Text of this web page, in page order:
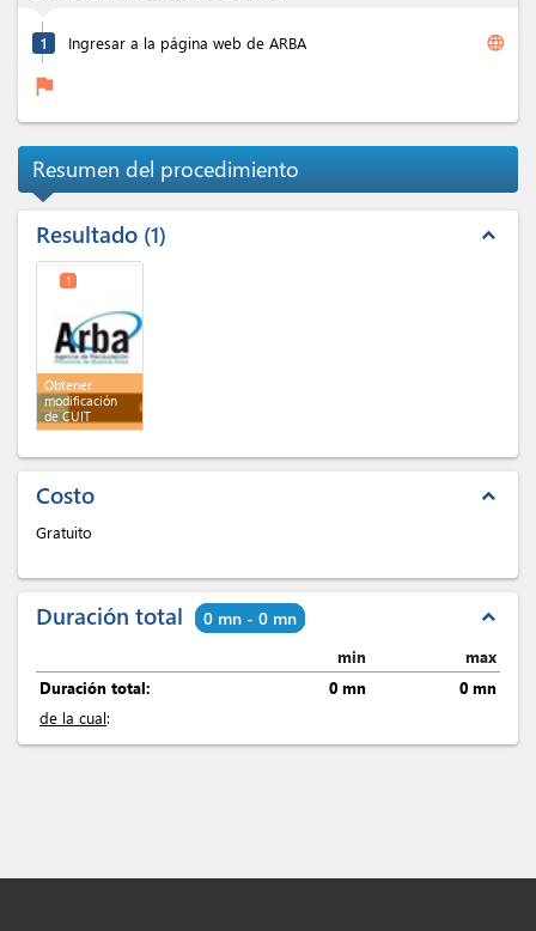
1 Ingresar a la página web de ARBA language
flag
Resumen del procedimiento
Resultado 1 expand_less
Obtener
modificación
de CUIT
1
Costo expand_less
Gratuito
Duración total 0 mn - 0 mn expand_less
min
max
Duración total:
0 mn
0 mn
de la cual: